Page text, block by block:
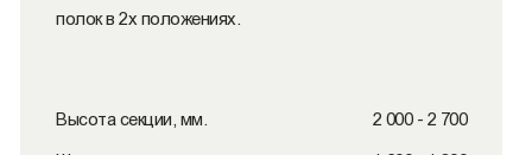
полок в 2х положениях.
Высота секции, мм. 2 000 - 2 700